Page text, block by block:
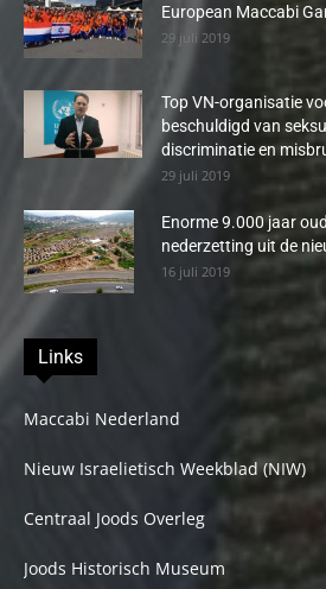
European Maccabi
29 juli 2019
Top VN-organisatie
beschuldigd van
discriminatie en
29 juli 2019
Enorme 9.000 jaar
nederzetting uit de
16 juli 2019
Links
Maccabi Nederland
Nieuw Israelietisch Weekblad (NIW)
Centraal Joods Overleg
Joods Historisch Museum